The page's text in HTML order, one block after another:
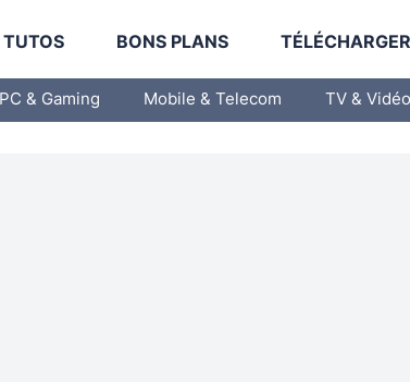
TUTOS BONS PLANS
PC & Gaming Mobile & Telecom TV & Vidéo